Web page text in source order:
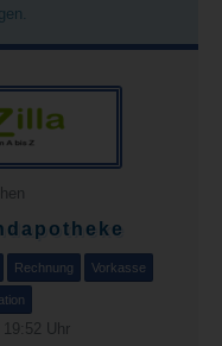
Rechnung Vorkasse
Uhr